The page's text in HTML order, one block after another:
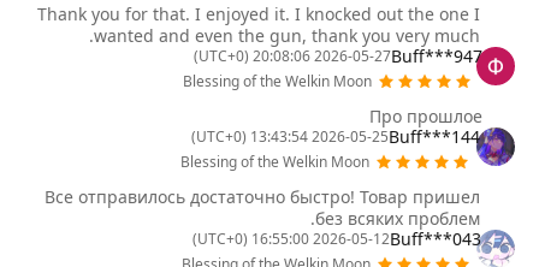
Thank you for that. I enjoyed it. I knocked out the one I
wanted and even the gun, thank you very much.
Buff***947
2026-05-27 20:08:06 (UTC+0)
Blessing of the Welkin Moon
Про прошлое
Buff***144
2026-05-25 13:43:54 (UTC+0)
Blessing of the Welkin Moon
Все отправилось достаточно быстро! Товар пришел
без всяких проблем.
Buff***043
2026-05-12 16:55:00 (UTC+0)